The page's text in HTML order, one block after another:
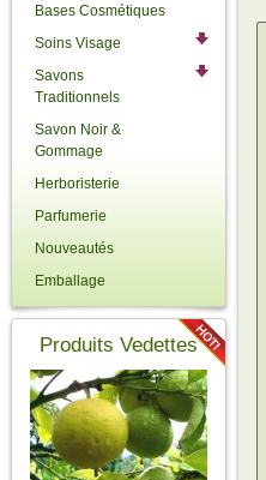
Bases Cosmétiques
Soins Visage
Savons
Traditionnels
Savon Noir &
Gommage
Herboristerie
Parfumerie
Nouveautés
Emballage
Produits Vedettes